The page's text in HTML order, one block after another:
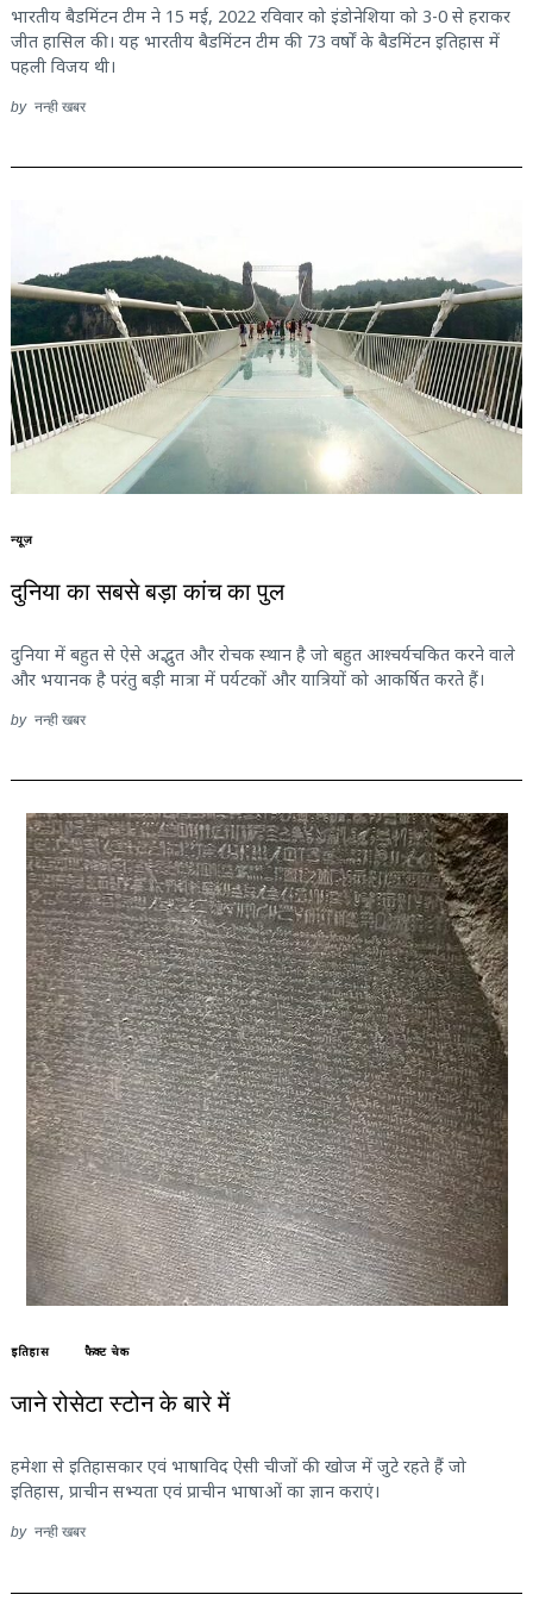
भारतीय बैडमिंटन टीम ने 15 मई, 2022 रविवार को इंडोनेशिया को 3-0 से हराकर
जीत हासिल की। यह भारतीय बैडमिंटन टीम की 73 वर्षों के बैडमिंटन इतिहास में
पहली विजय थी।
by नन्ही खबर
न्यूज़
दुनिया का सबसे बड़ा कांच का पुल
दुनिया में बहुत से ऐसे अद्भुत और रोचक स्थान है जो बहुत आश्चर्यचकित करने वाले
और भयानक है परंतु बड़ी मात्रा में पर्यटकों और यात्रियों को आकर्षित करते हैं।
by नन्ही खबर
इतिहास फैक्ट चेक
जाने रोसेटा स्टोन के बारे में
हमेशा से इतिहासकार एवं भाषाविद ऐसी चीजों की खोज में जुटे रहते हैं जो
इतिहास, प्राचीन सभ्यता एवं प्राचीन भाषाओं का ज्ञान कराएं।
by नन्ही खबर